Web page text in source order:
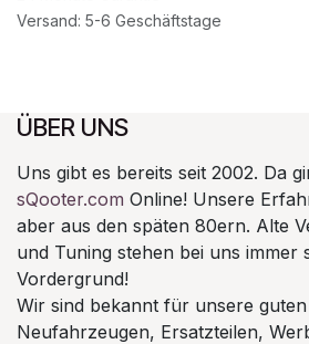
Versand: 5-6 Geschäftstage
ÜBER UNS
Uns gibt es bereits seit 2002. Da
sQooter.com Online! Unsere
aber aus den späten 80ern. Alte
und Tuning stehen bei uns immer
Vordergrund!
Wir sind bekannt für unsere
Neufahrzeugen, Ersatzteilen,